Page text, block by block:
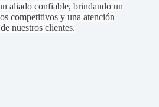
aliado confiable, brindando un
competitivos y una atención
nuestros clientes.